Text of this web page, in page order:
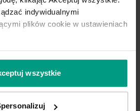
indywidualnymi
plików cookie w ustawieniach
wszystkie